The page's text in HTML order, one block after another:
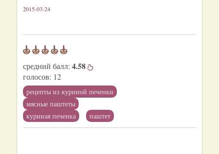
2015-03-24
средний балл: 4.58
голосов: 12
рецепты из куриной печенки
мясные паштеты
куриная печенка
паштет